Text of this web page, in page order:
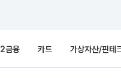
2금융 카드 가상자산/핀테